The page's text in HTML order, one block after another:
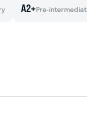
A2+Pre-